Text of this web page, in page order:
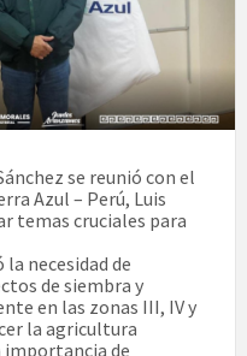
se reunió con el
Azul – Perú, Luis
temas cruciales para
necesidad de
de siembra y
en las zonas III, IV y
la agricultura
importancia de